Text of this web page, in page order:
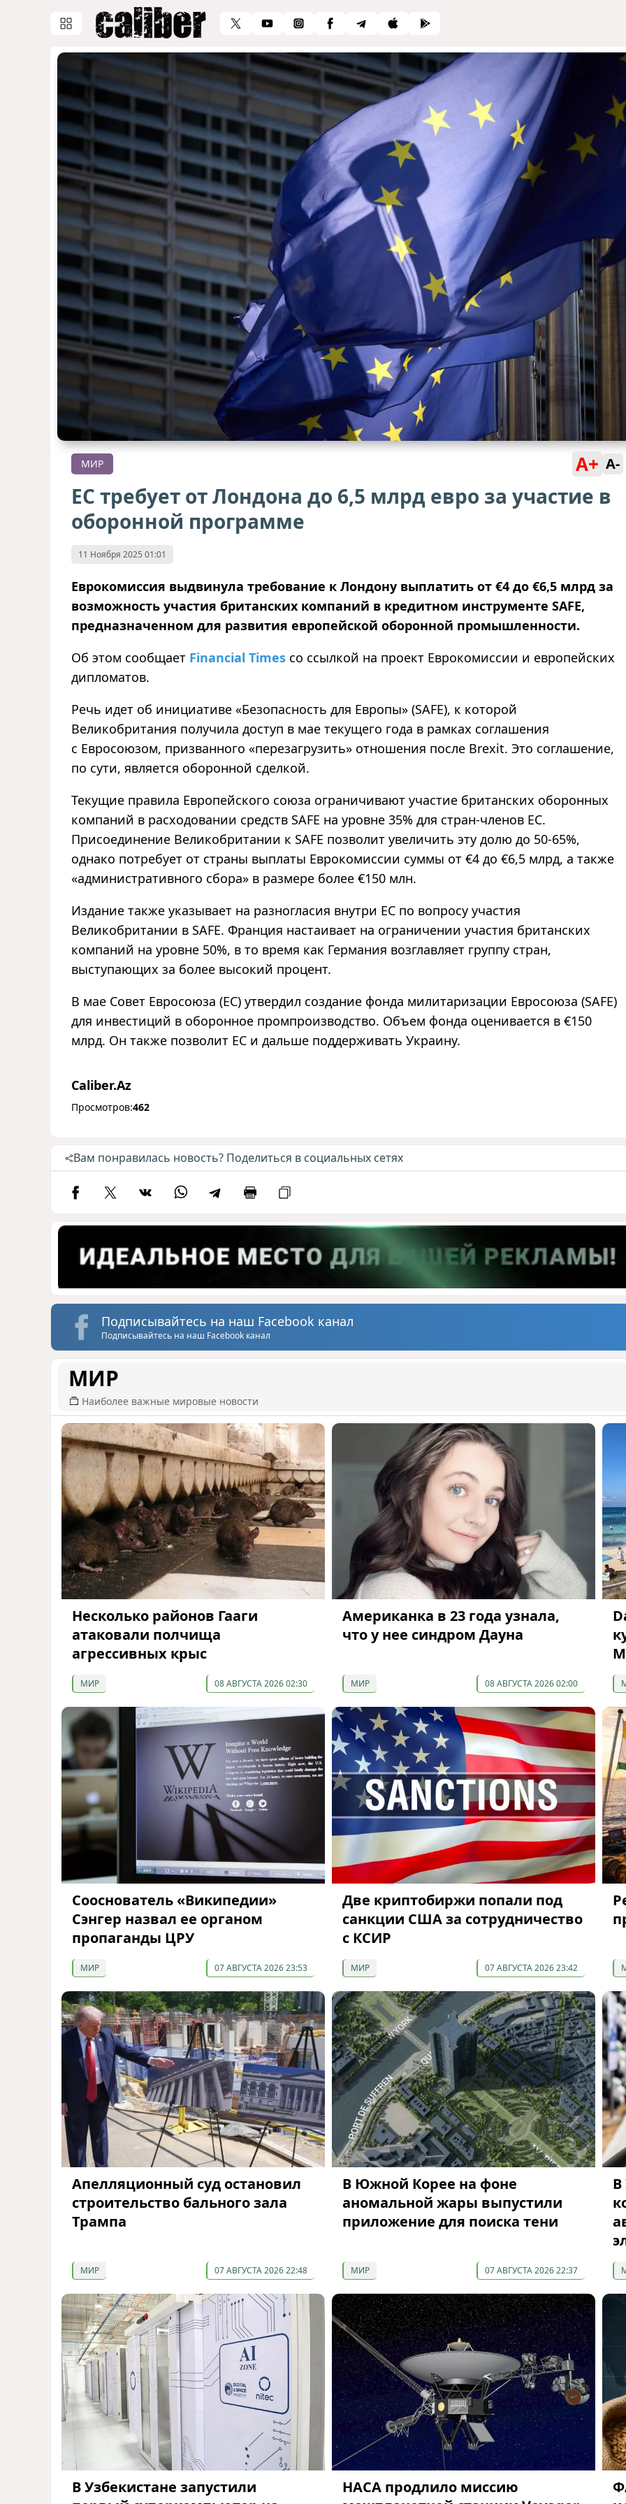
МИР A+ A-
ЕС требует от Лондона до 6,5 млрд евро за участие в
оборонной программе
11 Ноября 2025 01:01
Еврокомиссия выдвинула требование к Лондону выплатить от €4 до €6,5 млрд за
возможность участия британских компаний в кредитном инструменте SAFE,
предназначенном для развития европейской оборонной промышленности.
Об этом сообщает Financial Times со ссылкой на проект Еврокомиссии и европейских
дипломатов.
Речь идет об инициативе «Безопасность для Европы» (SAFE), к которой
Великобритания получила доступ в мае текущего года в рамках соглашения
с Евросоюзом, призванного «перезагрузить» отношения после Brexit. Это соглашение,
по сути, является оборонной сделкой.
Текущие правила Европейского союза ограничивают участие британских оборонных
компаний в расходовании средств SAFE на уровне 35% для стран-членов ЕС.
Присоединение Великобритании к SAFE позволит увеличить эту долю до 50-65%,
однако потребует от страны выплаты Еврокомиссии суммы от €4 до €6,5 млрд, а также
«административного сбора» в размере более €150 млн.
Издание также указывает на разногласия внутри ЕС по вопросу участия
Великобритании в SAFE. Франция настаивает на ограничении участия британских
компаний на уровне 50%, в то время как Германия возглавляет группу стран,
выступающих за более высокий процент.
В мае Совет Евросоюза (ЕС) утвердил создание фонда милитаризации Евросоюза (SAFE)
для инвестиций в оборонное промпроизводство. Объем фонда оценивается в €150
млрд. Он также позволит ЕС и дальше поддерживать Украину.
Caliber.Az
Просмотров:462
Вам понравилась новость? Поделиться в социальных сетях
Подписывайтесь на наш Facebook канал
Подписывайтесь на наш Facebook канал
МИР
Наиболее важные мировые новости
Несколько районов Гааги
атаковали полчища
агрессивных крыс
МИР 08 АВГУСТА 2026 02:30
Американка в 23 года узнала,
что у нее синдром Дауна
МИР 08 АВГУСТА 2026 02:00
Сооснователь «Википедии»
Сэнгер назвал ее органом
пропаганды ЦРУ
МИР 07 АВГУСТА 2026 23:53
Две криптобиржи попали под
санкции США за сотрудничество
с КСИР
МИР 07 АВГУСТА 2026 23:42
Апелляционный суд остановил
строительство бального зала
Трампа
МИР 07 АВГУСТА 2026 22:48
В Южной Корее на фоне
аномальной жары выпустили
приложение для поиска тени
МИР 07 АВГУСТА 2026 22:37
В
В Узбекистане запустили
НАСА продлило миссию